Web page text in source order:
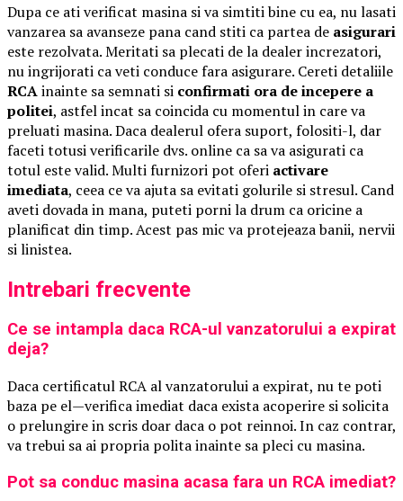
Dupa ce ati verificat masina si va simtiti bine cu ea, nu lasati
vanzarea sa avanseze pana cand stiti ca partea de asigurari
este rezolvata. Meritati sa plecati de la dealer increzatori,
nu ingrijorati ca veti conduce fara asigurare. Cereti detaliile
RCAinainte sa semnati si confirmati ora de incepere a
politei, astfel incat sa coincida cu momentul in care va
preluati masina. Daca dealerul ofera suport, folositi-l, dar
faceti totusi verificarile dvs. online ca sa va asigurati ca
totul este valid. Multi furnizori pot oferi activare
imediata, ceea ce va ajuta sa evitati golurile si stresul. Cand
aveti dovada in mana, puteti porni la drum ca oricine a
planificat din timp. Acest pas mic va protejeaza banii, nervii
si linistea.
Intrebari frecvente
Ce se intampla daca RCA-ul vanzatorului a expirat
deja?
Daca certificatul RCA al vanzatorului a expirat, nu te poti
baza pe el—verifica imediat daca exista acoperire si solicita
o prelungire in scris doar daca o pot reinnoi. In caz contrar,
va trebui sa ai propria polita inainte sa pleci cu masina.
Pot sa conduc masina acasa fara un RCA imediat?